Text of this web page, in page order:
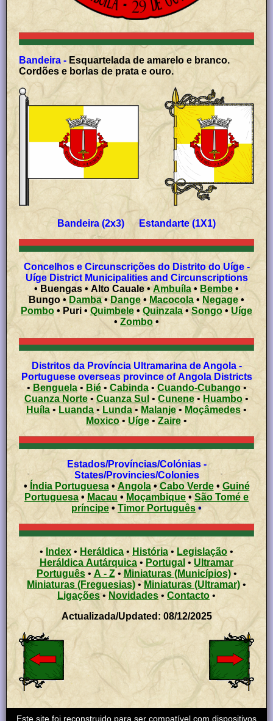
Bandeira - Esquartelada de amarelo e branco.
Cordões e borlas de prata e ouro.
Bandeira (2x3) Estandarte (1X1)
Concelhos e Circunscrições do Distrito do Uíge -
Uíge DistrictMunicipalities and Circunscriptions
• Buengas • Alto Cauale •Ambuíla • Bembe •
Bungo • Damba•Dange• Macocola • Negage •
Pombo • Puri • Quimbele • Quinzala •Songo • Uíge
• Zombo •
Distritos da Província Ultramarina de Angola -
Portuguese overseas province of Angola Districts
• Benguela• Bié• Cabinda• Cuando-Cubango•
Cuanza Norte • Cuanza Sul • Cunene• Huambo •
Huíla • Luanda • Lunda • Malanje• Moçâmedes •
Moxico• Uíge • Zaire •
Estados/Províncias/Colónias -
States/Provincies/Colonies
• Índia Portuguesa • Angola • Cabo Verde • Guiné
Portuguesa • Macau • Moçambique • São Tomé e
príncipe • Timor Português•
• Index • Heráldica• História • Legislação •
Heráldica Autárquica • Portugal • Ultramar
Português• A - Z• Miniaturas (Municípios)•
Miniaturas (Freguesias) •Miniaturas (Ultramar) •
Ligações• Novidades • Contacto •
Actualizada/Updated: 08/12/2025
Este site foi reconstruido para ser compatível com dispositivos